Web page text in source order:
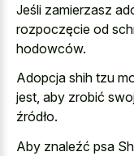
Jeśli zamierzasz
rozpoczęcie od
hodowców.
Adopcja shih tzu
jest, aby zrobić
źródło.
Aby znaleźć psa